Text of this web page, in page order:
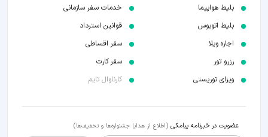
بلیط هواپیما
بلیط اتوبوس
اجاره ویلا
رزرو تور
ویزای توریستی
خدمات سفر سازمانی
قوانین استرداد
سفر اقساطی
سفر کارت
کارناوال تایم
عضویت در خبرنامه پیامکی (اطلاع از هدایا جشنواره‌ها و تخفیف‌ها)